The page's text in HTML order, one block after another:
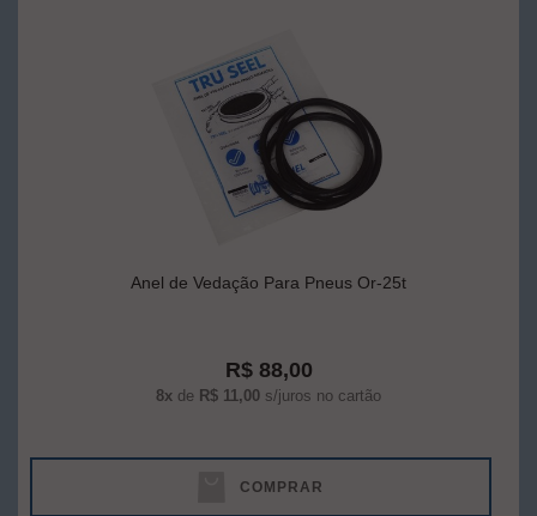
Anel de Vedação Para Pneus Or-25t
R$ 88,00
8x de R$ 11,00 s/juros no cartão
COMPRAR